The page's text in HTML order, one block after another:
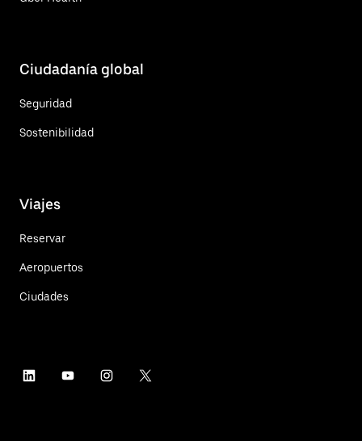
Ciudadanía global
Seguridad
Sostenibilidad
Viajes
Reservar
Aeropuertos
Ciudades